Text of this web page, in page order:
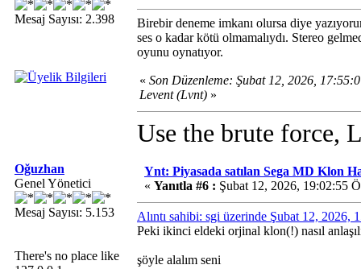
Mesaj Sayısı: 2.398
Birebir deneme imkanı olursa diye
ses o kadar kötü olmamalıydı. Stereo
oyunu oynatıyor.
« Son Düzenleme: Şubat 12, 2026,
Levent (Lvnt) »
Use the brute force,
Oğuzhan
Genel Yönetici
Mesaj Sayısı: 5.153
There's no place like
Ynt: Piyasada satılan Sega MD Klon
« Yanıtla #6 : Şubat 12, 2026, 19:02:55
Alıntı sahibi: sgi üzerinde Şubat 12, 2026,
Peki ikinci eldeki orjinal klon(!) nasıl
şöyle alalım seni